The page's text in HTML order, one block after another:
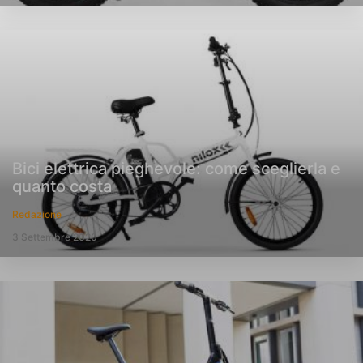
Bici elettrica pieghevole: come sceglierla e
quanto costa
Redazione
3 Settembre 2020